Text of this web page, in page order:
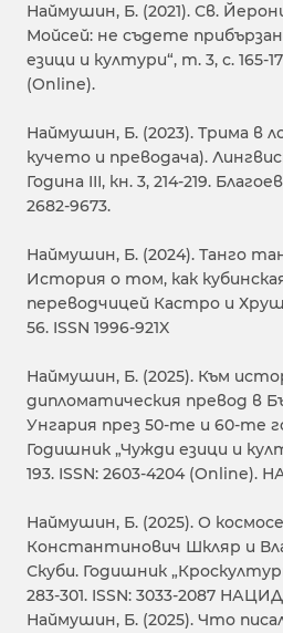
Наймушин, Б. (2021). Св.
Мойсей: не съдете
езици и култури“, т. 3, с. 165-
(Online).
Наймушин, Б. (2023). Трима в
кучето и преводача).
Година IІІ, кн. 3, 214-219.
2682-9673.
Наймушин, Б. (2024). Танго
История о том, как
переводчицей Кастро и
56. ISSN 1996-921X
Наймушин, Б. (2025). Към
дипломатическия превод в
Унгария през 50-те и 60-те
Годишник „Чужди езици и
193. ISSN: 2603-4204 (Online).
Наймушин, Б. (2025). О
Константинович Шкляр и
Скуби. Годишник
283-301. ISSN: 3033-2087 НАЦИД
Наймушин, Б. (2025). Что